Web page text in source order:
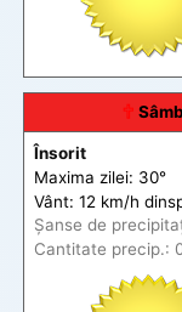
🕆
Însorit
Maxima zilei: 30°
Vânt: 12 km/h din
Șanse de precip
Cantitate precip.: